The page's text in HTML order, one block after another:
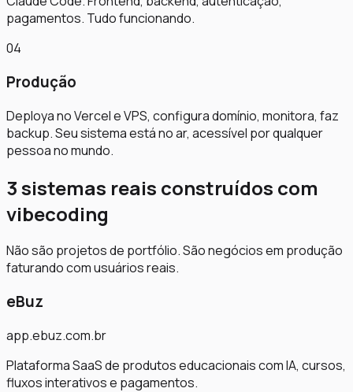
pagamentos. Tudo funcionando.
04
Produção
Deploya no Vercel e VPS, configura domínio, monitora, faz
backup. Seu sistema está no ar, acessível por qualquer
pessoa no mundo.
3 sistemas reais construídos com
vibecoding
Não são projetos de portfólio. São negócios em produção
faturando com usuários reais.
eBuz
app.ebuz.com.br
Plataforma SaaS de produtos educacionais com IA, cursos,
fluxos interativos e pagamentos.